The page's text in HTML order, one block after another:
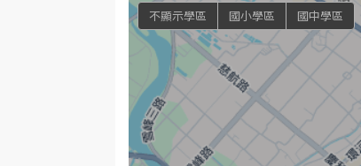
不顯示學區 國小學區 國中學區